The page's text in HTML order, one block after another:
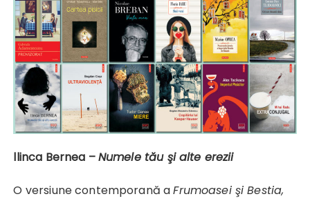
llinca Bernea –Numele tău şi alte erezii
O versiune contemporană aFrumoasei şi Bestia,